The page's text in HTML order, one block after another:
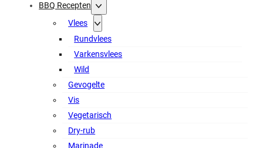
BBQ Recepten
Vlees
Rundvlees
Varkensvlees
Wild
Gevogelte
Vis
Vegetarisch
Dry-rub